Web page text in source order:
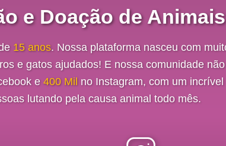
e Doação de
15 anos. Nossa plataforma nasceu com
e gatos ajudados! E nossa comunidade
e 400 Mil no Instagram, com um
lutando pela causa animal todo mês.